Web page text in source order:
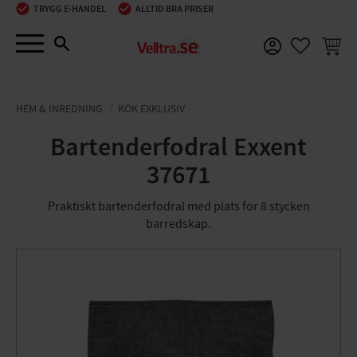
Meny
TRYGG E-HANDEL ALLTID BRA PRISER
HEM & INREDNING KÖK EXKLUSIV
Bartenderfodral Exxent
37671
Praktiskt bartenderfodral med plats för 8 stycken
barredskap.